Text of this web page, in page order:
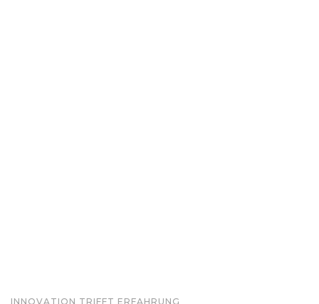
INNOVATION TRIFFT ERFAHRUNG